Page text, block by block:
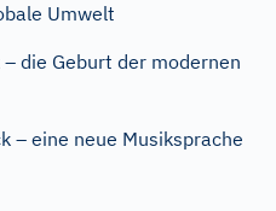
Umwelt
die Geburt der modernen
– eine neue Musiksprache